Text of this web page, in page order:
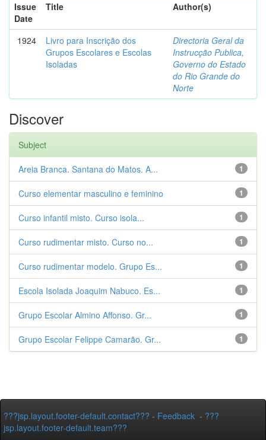
Issue
Date
Title Author(s)
1924
Livro para Inscrição dos
Grupos Escolares e Escolas
Isoladas
Directoria Geral da
Instrucção Publica,
Governo do Estado
do Rio Grande do
Norte
Discover
Subject
1
Areia Branca. Santana do Matos. A...
1
Curso elementar masculino e feminino
1
Curso infantil misto. Curso isola...
1
Curso rudimentar misto. Curso no...
1
Curso rudimentar modelo. Grupo Es...
1
Escola Isolada Joaquim Nabuco. Es...
1
Grupo Escolar Almino Affonso. Gr...
1
Grupo Escolar Felippe Camarão. Gr...
???jsp.layout.footer-default.contact??? - Feedback - ???
jsp.layout.footer-default.team???